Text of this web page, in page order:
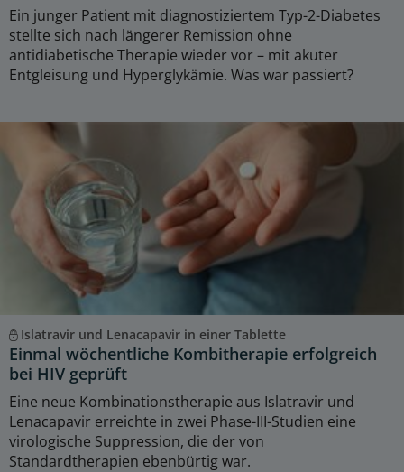
Ein junger Patient mit diagnostiziertem Typ-2-Diabetes
stellte sich nach längerer Remission ohne
antidiabetische Therapie wieder vor – mit akuter
Entgleisung und Hyperglykämie. Was war passiert?
Islatravir und Lenacapavir in einer Tablette
Einmal wöchentliche Kombitherapie erfolgreich
bei HIV geprüft
Eine neue Kombinationstherapie aus Islatravir und
Lenacapavir erreichte in zwei Phase-III-Studien eine
virologische Suppression, die der von
Standardtherapien ebenbürtig war.